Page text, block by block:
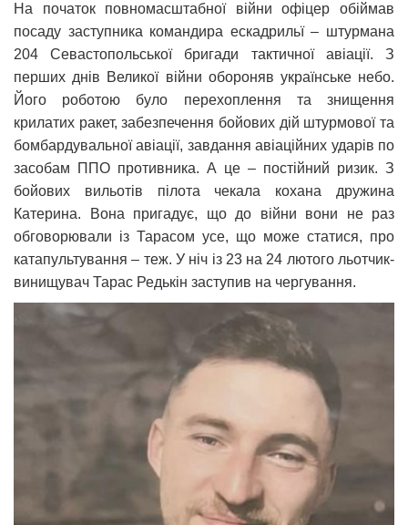
На початок повномасштабної війни офіцер обіймав
посаду заступника командира ескадрильї – штурмана
204 Севастопольської бригади тактичної авіації. З
перших днів Великої війни обороняв українське небо.
Його роботою було перехоплення та знищення
крилатих ракет, забезпечення бойових дій штурмової та
бомбардувальної авіації, завдання авіаційних ударів по
засобам ППО противника. А це – постійний ризик. З
бойових вильотів пілота чекала кохана дружина
Катерина. Вона пригадує, що до війни вони не раз
обговорювали із Тарасом усе, що може статися, про
катапультування – теж. У ніч із 23 на 24 лютого льотчик-
винищувач Тарас Редькін заступив на чергування.